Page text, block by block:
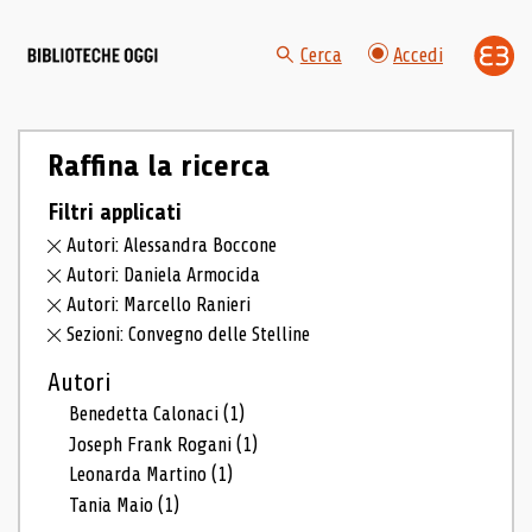
Cerca Accedi
Raffina la ricerca
Filtri applicati
Autori: Alessandra Boccone
Autori: Daniela Armocida
Autori: Marcello Ranieri
Sezioni: Convegno delle Stelline
Autori
Benedetta Calonaci(1)
Joseph Frank Rogani(1)
Leonarda Martino(1)
Tania Maio(1)